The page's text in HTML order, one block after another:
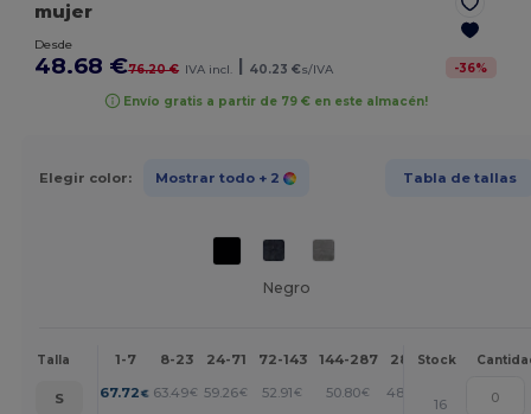
mujer
Desde
48.68 €76.20 € IVA incl. 40.23 €s/IVA -36%
Envío gratis a partir de 79 € en este almacén!
Elegir color: Mostrar todo + 2 Tabla de tallas
Negro
Talla 1-7 8-23 24-71 72-143 144-287 288 + Más
Stock
S 67.72 € 63.49€ 59.26€ 52.91 € 50.80€ 48.68
16